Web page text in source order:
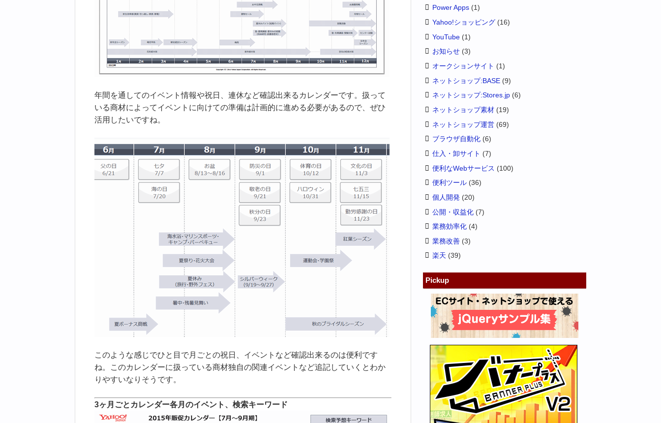
年間を通してのイベント情報や祝日、連休など確認出来るカレンダーです。扱って
いる商材によってイベントに向けての準備は計画的に進める必要があるので、ぜひ
活用したいですね。
このような感じでひと目で月ごとの祝日、イベントなど確認出来るのは便利です
ね。このカレンダーに扱っている商材独自の関連イベントなど追記していくとわか
りやすいなりそうです。
3ヶ月ごとカレンダー各月のイベント、検索キーワード
Power Apps (1)
Yahoo!ショッピング (16)
YouTube (1)
お知らせ (3)
オークションサイト (1)
ネットショップ:BASE (9)
ネットショップ:Stores.jp (6)
ネットショップ素材 (19)
ネットショップ運営 (69)
ブラウザ自動化 (6)
仕入・卸サイト (7)
便利なWebサービス (100)
便利ツール (36)
個人開発 (20)
公開・収益化 (7)
業務効率化 (4)
業務改善 (3)
楽天 (39)
Pickup